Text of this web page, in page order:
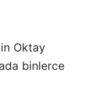
Oktay
binlerce